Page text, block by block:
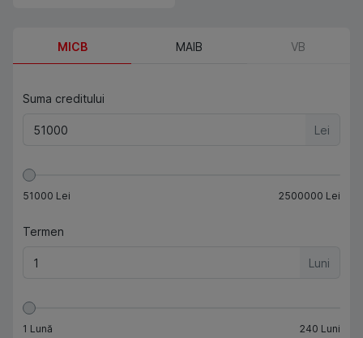
MICB MAIB VB
Suma creditului
Lei
51000 Lei 2500000 Lei
Termen
Luni
1 Lună 240 Luni